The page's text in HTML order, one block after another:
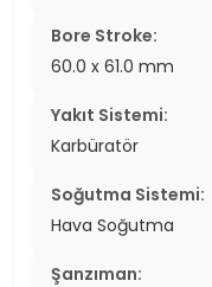
Bore Stroke:
60.0 x 61.0 mm
Yakıt Sistemi:
Karbüratör
Soğutma Sistemi:
Hava Soğutma
Şanzıman: